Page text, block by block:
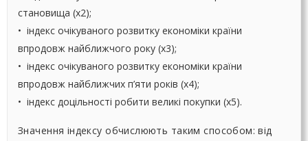
становища (х2);
• індекс очікуваного розвитку економіки країни
впродовж найближчого року (х3);
• індекс очікуваного розвитку економіки країни
впродовж найближчих п’яти років (х4);
• індекс доцільності робити великі покупки (х5).
Значення індексу обчислюють таким способом: від